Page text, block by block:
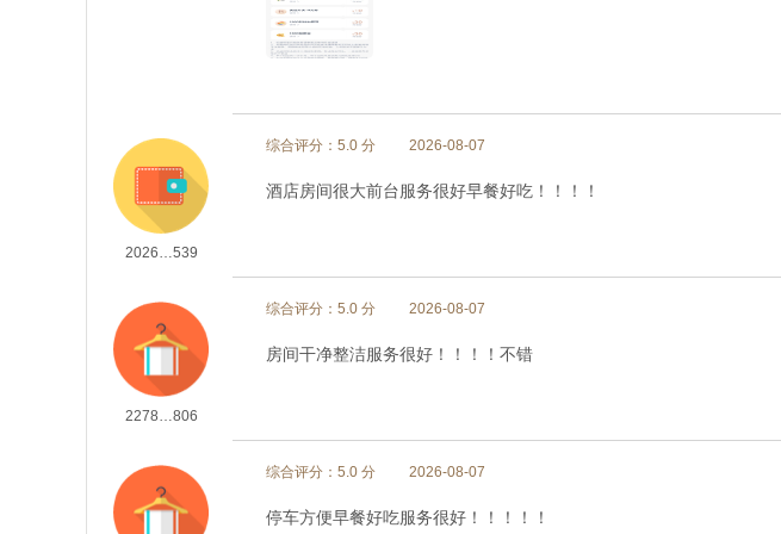
2026…539
综合评分：5.0 分 2026-08-07
酒店房间很大前台服务很好早餐好吃！！！！
2278…806
综合评分：5.0 分 2026-08-07
房间干净整洁服务很好！！！！不错
综合评分：5.0 分 2026-08-07
停车方便早餐好吃服务很好！！！！！